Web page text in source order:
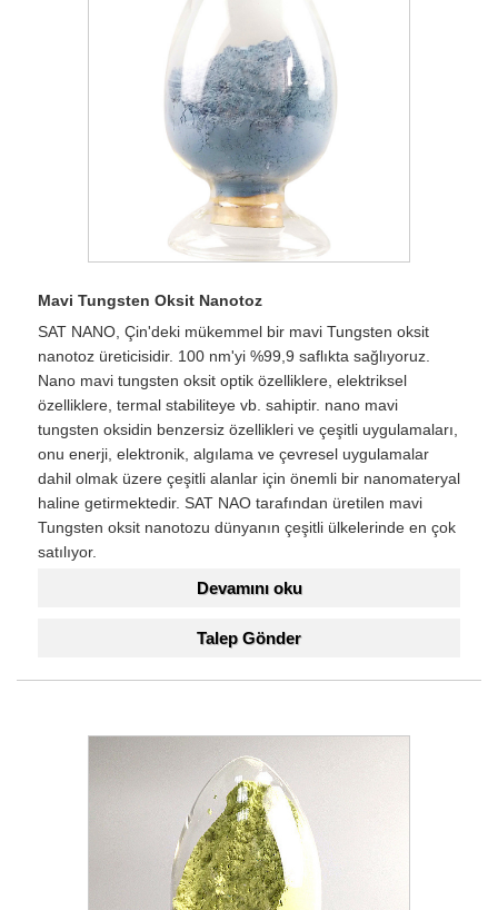
Mavi Tungsten Oksit Nanotoz
SAT NANO, Çin'deki mükemmel bir mavi Tungsten oksit
nanotoz üreticisidir. 100 nm'yi %99,9 saflıkta sağlıyoruz.
Nano mavi tungsten oksit optik özelliklere, elektriksel
özelliklere, termal stabiliteye vb. sahiptir. nano mavi
tungsten oksidin benzersiz özellikleri ve çeşitli uygulamaları,
onu enerji, elektronik, algılama ve çevresel uygulamalar
dahil olmak üzere çeşitli alanlar için önemli bir nanomateryal
haline getirmektedir. SAT NAO tarafından üretilen mavi
Tungsten oksit nanotozu dünyanın çeşitli ülkelerinde en çok
satılıyor.
Devamını oku
Talep Gönder